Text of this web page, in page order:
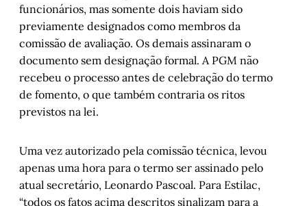
funcionários, mas somente dois haviam sido
previamente designados como membros da
comissão de avaliação. Os demais assinaram o
documento sem designação formal. A PGM não
recebeu o processo antes de celebração do termo
de fomento, o que também contraria os ritos
previstos na lei.
Uma vez autorizado pela comissão técnica, levou
apenas uma hora para o termo ser assinado pelo
atual secretário, Leonardo Pascoal. Para Estilac,
“todos os fatos acima descritos sinalizam para a